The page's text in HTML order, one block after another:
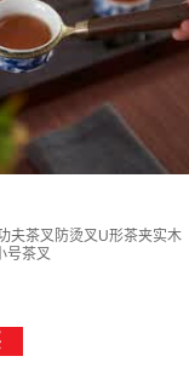
夫茶叉防烫叉U形茶夹实木
号茶叉